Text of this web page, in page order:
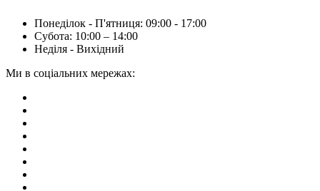
Понеділок - П'ятниця: 09:00 - 17:00
Субота: 10:00 – 14:00
Неділя - Вихідний
Ми в соціальних мережах: